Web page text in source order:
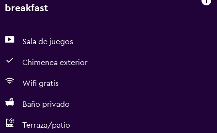
breakfast
Sala de juegos
Chimenea exterior
Wifi gratis
Baño privado
Terraza/patio